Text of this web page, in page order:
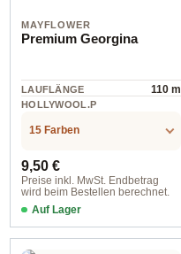
MAYFLOWER
Premium Georgina
LAUFLÄNGE 110 m
HOLLYWOOL.P
.LABEL.MATERI
15 Farben
Regulärer Preis:
9,50 €
Preise inkl. MwSt. Endbetrag
wird beim Bestellen berechnet.
Auf Lager
Farbe 009 olive